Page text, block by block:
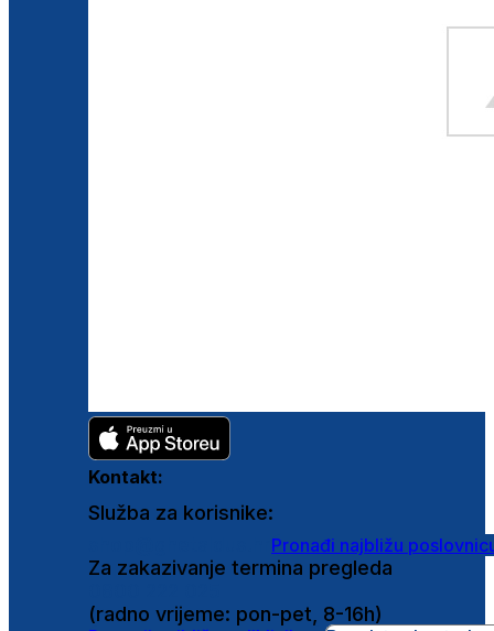
Kontakt:
Služba za korisnike:
Pronađi najbližu
Za zakazivanje termina pregleda
(radno vrijeme: pon-pet, 8-16h)